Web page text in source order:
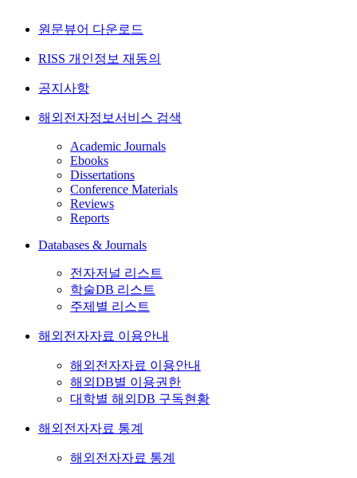
원문뷰어 다운로드
RISS 개인정보 재동의
공지사항
해외전자정보서비스 검색
Academic Journals
Ebooks
Dissertations
Conference Materials
Reviews
Reports
Databases & Journals
전자저널 리스트
학술DB 리스트
주제별 리스트
해외전자자료 이용안내
해외전자자료 이용안내
해외DB별 이용권한
대학별 해외DB 구독현황
해외전자자료 통계
해외전자자료 통계